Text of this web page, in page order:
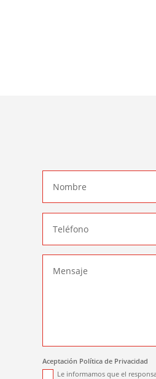
Aceptación Política de Privacidad
Le informamos que el